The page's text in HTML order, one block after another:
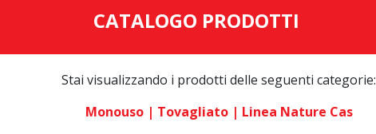
CATALOGO PRODOTTI
Stai visualizzando i prodotti delle seguenti categorie:
Monouso | Tovagliato | Linea Nature Cas